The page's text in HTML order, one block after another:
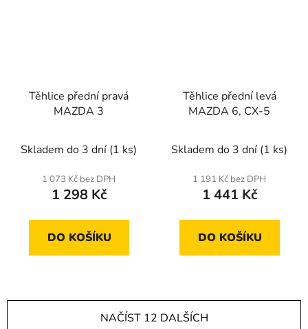
Těhlice přední pravá
MAZDA 3
Skladem do 3 dní (1 ks)
1 073 Kč bez DPH
1 298 Kč
DO KOŠÍKU
Těhlice přední levá
MAZDA 6, CX-5
Skladem do 3 dní (1 ks)
1 191 Kč bez DPH
1 441 Kč
DO KOŠÍKU
NAČÍST 12 DALŠÍCH